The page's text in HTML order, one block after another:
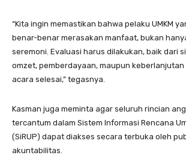
“Kita ingin memastikan bahwa pelaku UMKM
benar-benar merasakan manfaat, bukan
seremoni. Evaluasi harus dilakukan, baik dari
omzet, pemberdayaan, maupun
acara selesai,” tegasnya.
Kasman juga meminta agar seluruh rincian
tercantum dalam Sistem Informasi Rencana
(SiRUP) dapat diakses secara terbuka oleh
akuntabilitas.